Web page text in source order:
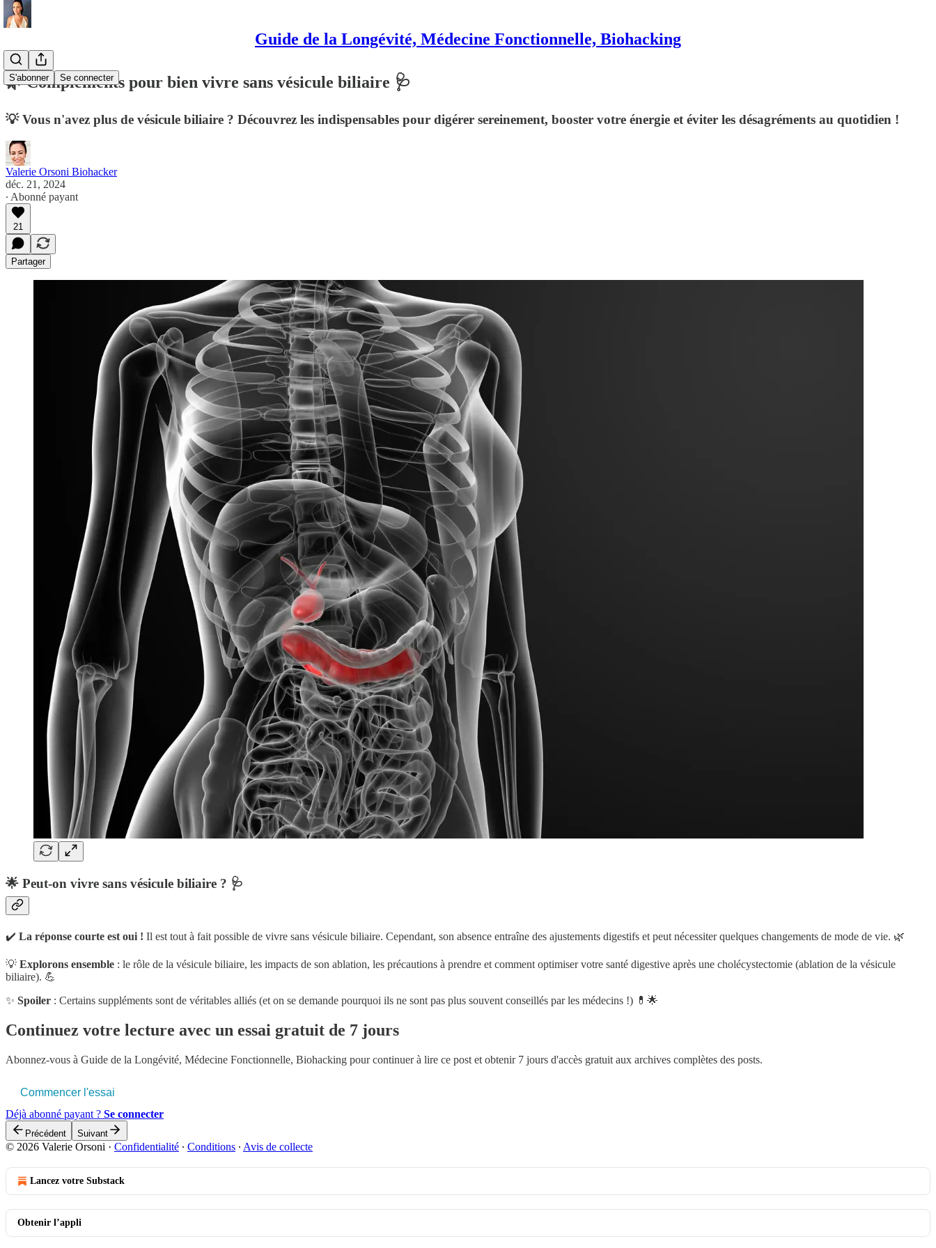
Guide de la Longévité, Médecine Fonctionnelle, Biohacking
S'abonner Se connecter
🌿 Compléments pour bien vivre sans vésicule biliaire 🩺
💡 Vous n'avez plus de vésicule biliaire ? Découvrez les indispensables pour digérer sereinement, booster votre énergie et éviter les désagréments au quotidien !
Valerie Orsoni Biohacker
déc. 21, 2024
∙ Abonné payant
21
Partager
🌟 Peut-on vivre sans vésicule biliaire ? 🩺
✔️ La réponse courte est oui ! Il est tout à fait possible de vivre sans vésicule biliaire. Cependant, son absence entraîne des ajustements digestifs et peut nécessiter quelques changements de mode de vie. 🌿
💡 Explorons ensemble : le rôle de la vésicule biliaire, les impacts de son ablation, les précautions à prendre et comment optimiser votre santé digestive après une cholécystectomie (ablation de la vésicule
biliaire). 💪
✨ Spoiler : Certains suppléments sont de véritables alliés (et on se demande pourquoi ils ne sont pas plus souvent conseillés par les médecins !) 💊🌟
Continuez votre lecture avec un essai gratuit de 7 jours
Abonnez-vous à Guide de la Longévité, Médecine Fonctionnelle, Biohacking pour continuer à lire ce post et obtenir 7 jours d'accès gratuit aux archives complètes des posts.
Commencer l'essai
Déjà abonné payant ? Se connecter
Précédent Suivant
© 2026 Valerie Orsoni · Confidentialité ∙ Conditions ∙ Avis de collecte
Lancez votre Substack
Obtenir l’appli